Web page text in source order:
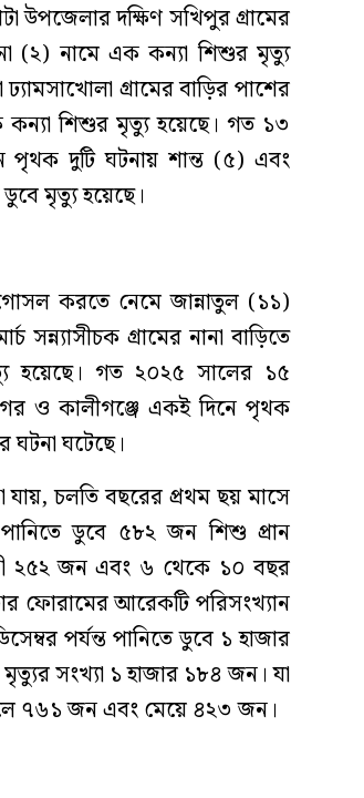
উপজেলার দক্ষিণ সখিপুর গ্রামের
(২) নামে এক কন্যা শিশুর মৃত্যু
গ্রামের বাড়ির পাশের
শিশুর মৃত্যু হয়েছে। গত ১৩
পৃথক দুটি ঘটনায় শান্ত (৫) এবং
মৃত্যু হয়েছে।
করতে নেমে জান্নাতুল (১১)
গ্রামের নানা বাড়িতে
হয়েছে। গত ২০২৫ সালের ১৫
ও কালীগঞ্জে একই দিনে পৃথক
ঘটেছে।
যায়, চলতি বছরের প্রথম ছয় মাসে
ডুবে ৫৮২ জন শিশু প্রান
২৫২ জন এবং ৬ থেকে ১০ বছর
ফোরামের আরেকটি পরিসংখ্যান
পর্যন্ত পানিতে ডুবে ১ হাজার
সংখ্যা ১ হাজার ১৮৪ জন। যা
৭৬১ জন এবং মেয়ে ৪২৩ জন।